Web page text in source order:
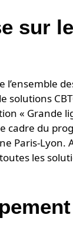
sur le
solutions
« Grande
cadre du
Paris-Lyon.
les